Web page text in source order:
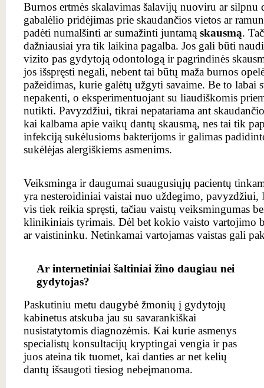
Burnos ertmės skalavimas šalavijų nuoviru ar
gabalėlio pridėjimas prie skaudančios vietos ar
padėti numalšinti ar sumažinti juntamą skausmą.
dažniausiai yra tik laikina pagalba. Jos gali būti
vizito pas gydytoją odontologą ir pagrindinės
jos išspręsti negali, nebent tai būtų maža burnos
pažeidimas, kurie galėtų užgyti savaime. Be to labai
nepakenti, o eksperimentuojant su liaudiškomis
nutikti. Pavyzdžiui, tikrai nepatariama ant
kai kalbama apie vaikų dantų skausmą, nes tai tik
infekciją sukėlusioms bakterijoms ir galimas
sukėlėjas alergiškiems asmenims.
Veiksminga ir daugumai suaugusiųjų pacientų
yra nesteroidiniai vaistai nuo uždegimo, pavyzdžiui,
vis tiek reikia spręsti, tačiau vaistų veiksmingumas
klinikiniais tyrimais. Dėl bet kokio vaisto vartojimo
ar vaistininku. Netinkamai vartojamas vaistas gali
Ar internetiniai šaltiniai žino daugiau nei
gydytojas?
Paskutiniu metu daugybė žmonių į gydytojų
kabinetus atskuba jau su savarankiškai
nusistatytomis diagnozėmis. Kai kurie asmenys
specialistų konsultacijų kryptingai vengia ir pas
juos ateina tik tuomet, kai danties ar net kelių
dantų išsaugoti tiesiog nebeįmanoma.